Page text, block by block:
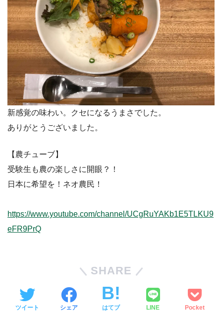
新感覚の味わい。クセになるうまさでした。
ありがとうございました。
【農チューブ】
受験生も農の楽しさに開眼？！
日本に希望を！ネオ農民！
https://www.youtube.com/channel/UCgRuYAKb1E5TLKU9
eFR9PrQ
SHARE
ツイート シェア はてブ LINE Pocket